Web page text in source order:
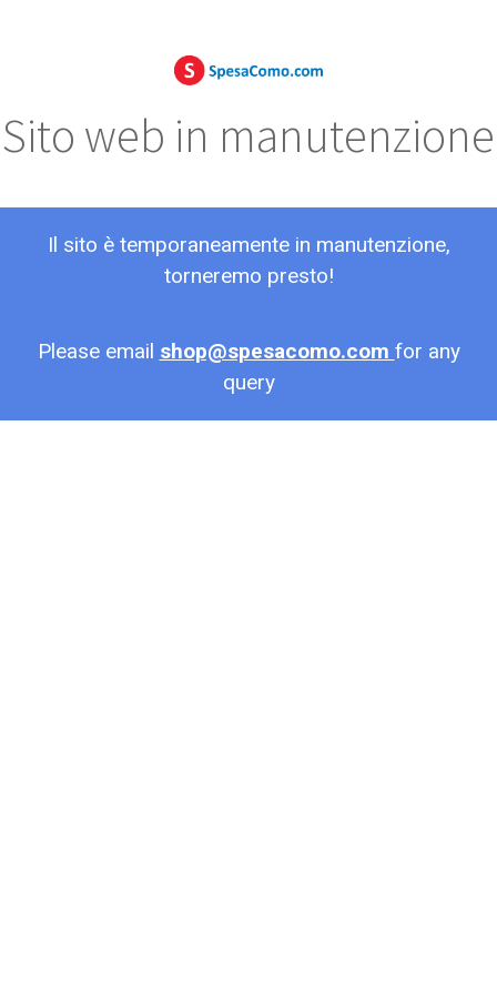
Sito web in manutenzione
Il sito è temporaneamente in manutenzione,
torneremo presto!
Please email shop@spesacomo.com for any
query